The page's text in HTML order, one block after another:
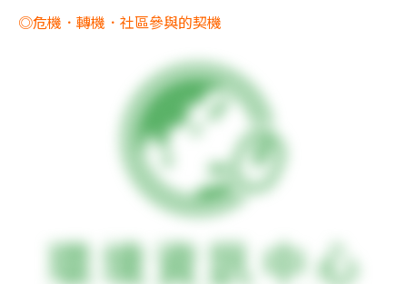
◎危機．轉機．社區參與的契機